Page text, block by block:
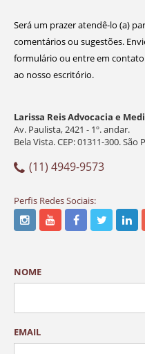
Será um prazer atendê-lo (a)
comentários ou sugestões.
formulário ou entre em
ao nosso escritório.
Larissa Reis Advocacia e
Av. Paulista, 2421 - 1º. andar.
Bela Vista. CEP: 01311-300. São
(11) 4949-9573
Perfis Redes Sociais:
NOME
EMAIL